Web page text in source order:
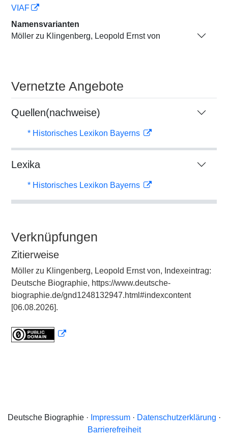
VIAF
Namensvarianten
Möller zu Klingenberg, Leopold Ernst von
Vernetzte Angebote
Quellen(nachweise)
* Historisches Lexikon Bayerns
Lexika
* Historisches Lexikon Bayerns
Verknüpfungen
Zitierweise
Möller zu Klingenberg, Leopold Ernst von, Indexeintrag:
Deutsche Biographie, https://www.deutsche-
biographie.de/gnd1248132947.html#indexcontent
[06.08.2026].
Deutsche Biographie · Impressum· Datenschutzerklärung ·
Barrierefreiheit